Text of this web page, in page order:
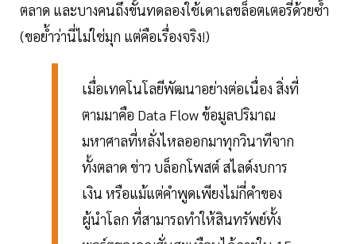
ตลาด และบางคนถึงขั้นทดลองใช้เดาเลขล็อตเตอรี่ด้วยซ้ำ
(ขอย้ำว่านี่ไม่ใช่มุก แต่คือเรื่องจริง!)
เมื่อเทคโนโลยีพัฒนาอย่างต่อเนื่อง สิ่งที่
ตามมาคือ Data Flow ข้อมูลปริมาณ
มหาศาลที่หลั่งไหลออกมาทุกวินาทีจาก
ทั้งตลาด ข่าว บล็อกโพสต์ สไลด์งบการ
เงิน หรือแม้แต่คำพูดเพียงไม่กี่คำของ
ผู้นำโลก ที่สามารถทำให้สินทรัพย์ทั้ง